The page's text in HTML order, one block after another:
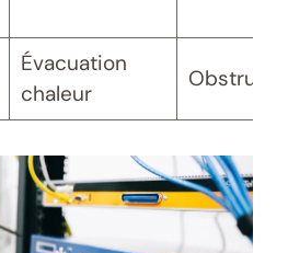
Évacuation
chaleur